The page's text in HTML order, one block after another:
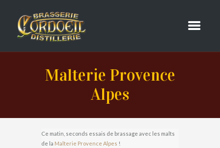
Malterie Provence
Alpes
Ce matin, seconds essais de brassage avec les malts
de la Malterie Provence Alpes !